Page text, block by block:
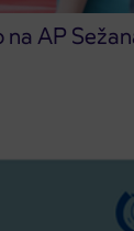
na AP